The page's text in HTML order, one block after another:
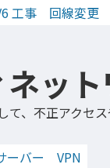
工事 回線変更
ッ
て、不正アクセ
ーバー VPN